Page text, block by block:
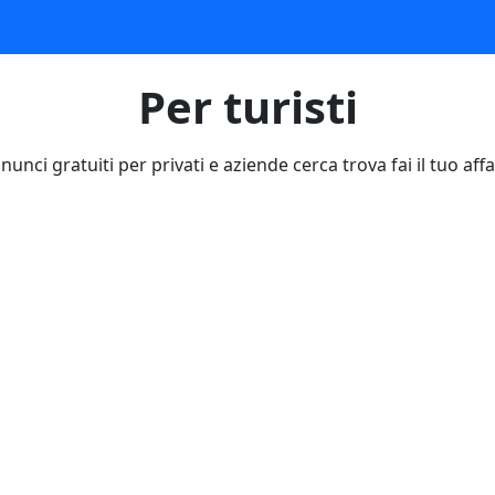
Per turisti
gratuiti per privati e aziende cerca trova fai il tuo